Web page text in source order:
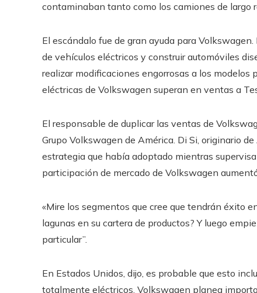
contaminaban tanto como los camiones de largo
El escándalo fue de gran ayuda para
de vehículos eléctricos y construir automóviles
realizar modificaciones engorrosas a los modelos
eléctricas de Volkswagen superan en ventas a
El responsable de duplicar las ventas de
Grupo Volkswagen de América. Di Si, originario
estrategia que había adoptado mientras
participación de mercado de Volkswagen
«Mire los segmentos que cree que tendrán éxito
lagunas en su cartera de productos? Y luego
particular”.
En Estados Unidos, dijo, es probable que esto
totalmente eléctricos. Volkswagen planea